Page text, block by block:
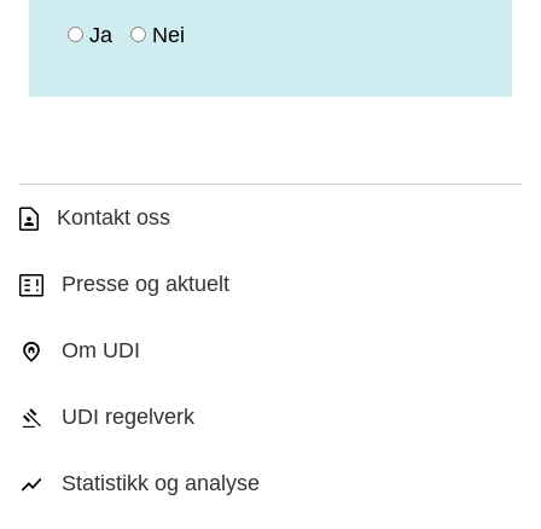
Ja Nei
Kontakt oss
Presse og aktuelt
Om UDI
UDI regelverk
Statistikk og analyse